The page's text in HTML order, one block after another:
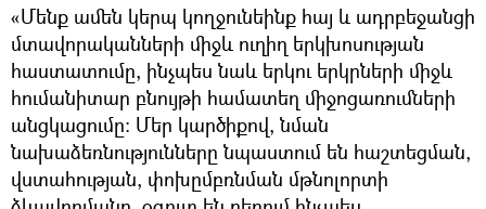
«Մենք ամեն կերպ կողջունեինք հայ և ադրբեջանցի
մտավորականների միջև ուղիղ երկխոսության
հաստատումը, ինչպես նաև երկու երկրների միջև
հումանիտար բնույթի համատեղ միջոցառումների
անցկացումը: Մեր կարծիքով, նման
նախաձեռնությունները նպաստում են հաշտեցման,
վստահության, փոխըմբռնման մթնոլորտի